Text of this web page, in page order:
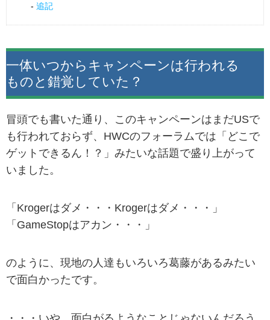
追記
一体いつからキャンペーンは行われる
ものと錯覚していた？
冒頭でも書いた通り、このキャンペーンはまだUSで
も行われておらず、HWCのフォーラムでは「どこで
ゲットできるん！？」みたいな話題で盛り上がって
いました。
「Krogerはダメ・・・Krogerはダメ・・・」
「GameStopはアカン・・・」
のように、現地の人達もいろいろ葛藤があるみたい
で面白かったです。